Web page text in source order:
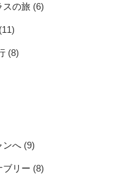
スの旅 (6)
(11)
(8)
ンへ (9)
リー (8)